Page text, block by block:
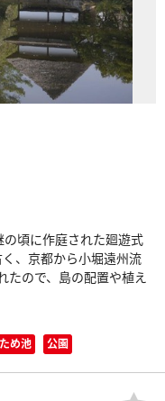
頃に作庭された廻遊式
、京都から小堀遠州流
たので、島の配置や植え
め池 公園